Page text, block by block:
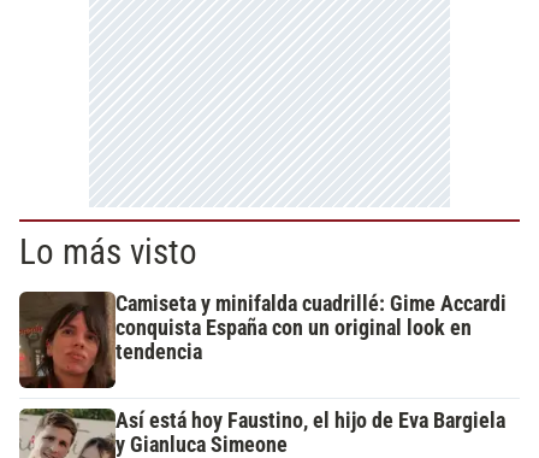
Lo más visto
Camiseta y minifalda cuadrillé: Gime Accardi
conquista España con un original look en
tendencia
Así está hoy Faustino, el hijo de Eva Bargiela
y Gianluca Simeone